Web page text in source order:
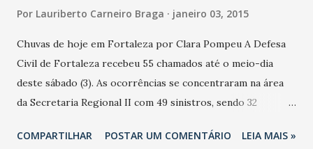
Por Lauriberto Carneiro Braga janeiro 03, 2015
Chuvas de hoje em Fortaleza por Clara Pompeu A Defesa
Civil de Fortaleza recebeu 55 chamados até o meio-dia
deste sábado (3). As ocorrências se concentraram na área
da Secretaria Regional II com 49 sinistros, sendo 32
desabamentos, duas inundações, um deslizamento e um
COMPARTILHAR POSTAR UM COMENTÁRIO LEIA MAIS »